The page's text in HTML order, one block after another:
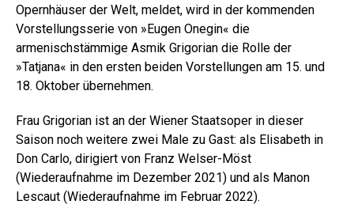
Opernhäuser der Welt, meldet, wird in der kommenden
Vorstellungsserie von »Eugen Onegin« die
armenischstämmige Asmik Grigorian die Rolle der
»Tatjana« in den ersten beiden Vorstellungen am 15. und
18. Oktober übernehmen.
Frau Grigorian ist an der Wiener Staatsoper in dieser
Saison noch weitere zwei Male zu Gast: als Elisabeth in
Don Carlo, dirigiert von Franz Welser-Möst
(Wiederaufnahme im Dezember 2021) und als Manon
Lescaut (Wiederaufnahme im Februar 2022).